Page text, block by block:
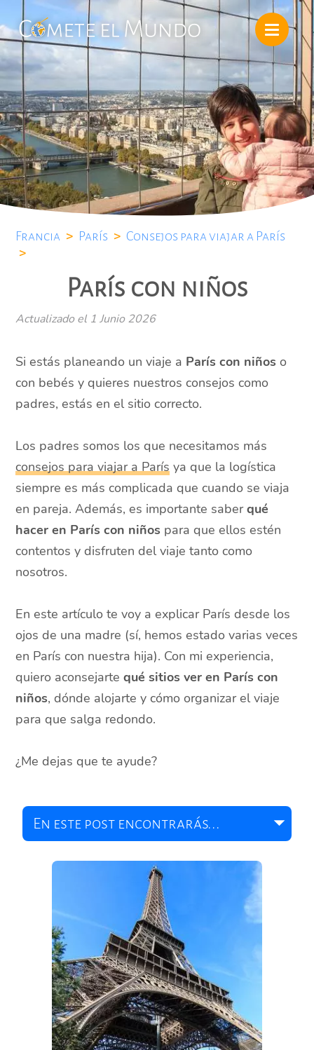
Francia > París > Consejos para viajar a París
>
París con niños
Actualizado el 1 Junio 2026
Si estás planeando un viaje a París con niños o
con bebés y quieres nuestros consejos como
padres, estás en el sitio correcto.
Los padres somos los que necesitamos más
consejos para viajar a París ya que la logística
siempre es más complicada que cuando se viaja
en pareja. Además, es importante saberqué
hacer en París con niños para que ellos estén
contentos y disfruten del viaje tanto como
nosotros.
En este artículo te voy a explicar París desde los
ojos de una madre (sí, hemos estado varias veces
en París con nuestra hija). Con mi experiencia,
quiero aconsejartequé sitios ver en París con
niños, dónde alojarte y cómo organizar el viaje
para que salga redondo.
¿Me dejas que te ayude?